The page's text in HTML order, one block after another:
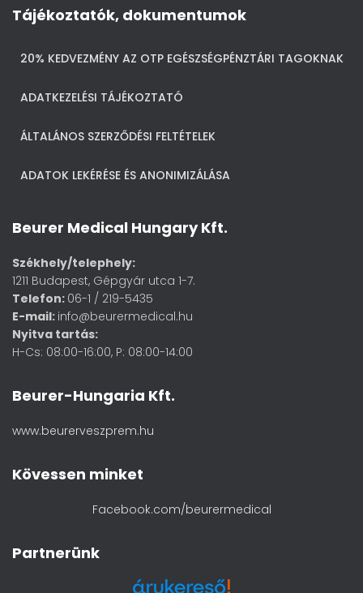
Tájékoztatók, dokumentumok
20% KEDVEZMÉNY AZ OTP EGÉSZSÉGPÉNZTÁRI TAGOKNAK
ADATKEZELÉSI TÁJÉKOZTATÓ
ÁLTALÁNOS SZERZŐDÉSI FELTÉTELEK
ADATOK LEKÉRÉSE ÉS ANONIMIZÁLÁSA
Beurer Medical Hungary Kft.
Székhely/telephely:
1211 Budapest, Gépgyár utca 1-7.
Telefon: 06-1 / 219-5435
E-mail: info@beurermedical.hu
Nyitva tartás:
H-Cs: 08:00-16:00, P: 08:00-14:00
Beurer-Hungaria Kft.
www.beurerveszprem.hu
Kövessen minket
Facebook.com/beurermedical
Partnerünk